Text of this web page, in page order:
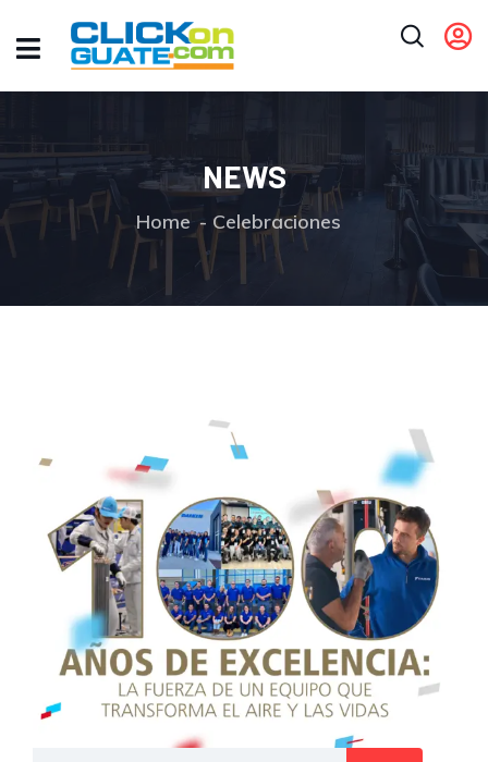
NEWS
Home Celebraciones